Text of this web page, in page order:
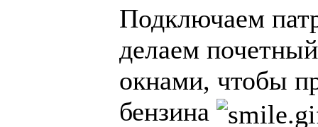
Подключаем
делаем
окнами, чтобы
бензина